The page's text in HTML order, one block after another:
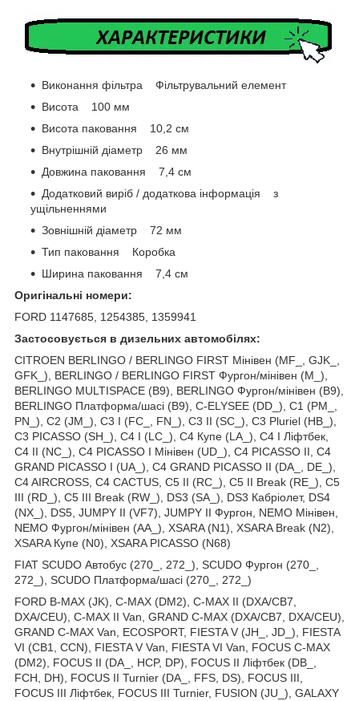
Виконання фільтра Фільтрувальний елемент
Висота 100 мм
Висота паковання 10,2 см
Внутрішній діаметр 26 мм
Довжина паковання 7,4 см
Додатковий виріб / додаткова інформація з
ущільненнями
Зовнішній діаметр 72 мм
Тип паковання Коробка
Ширина паковання 7,4 см
Оригінальні номери:
FORD 1147685, 1254385, 1359941
Застосовується в дизельних автомобілях:
CITROEN BERLINGO / BERLINGO FIRST Мінівен (MF_, GJK_,
GFK_), BERLINGO / BERLINGO FIRST Фургон/мінівен (M_),
BERLINGO MULTISPACE (B9), BERLINGO Фургон/мінівен (B9),
BERLINGO Платформа/шасі (B9), C-ELYSEE (DD_), C1 (PM_,
PN_), C2 (JM_), C3 I (FC_, FN_), C3 II (SC_), C3 Pluriel (HB_),
C3 PICASSO (SH_), C4 I (LC_), C4 Купе (LA_), C4 I Ліфтбек,
C4 II (NC_), C4 PICASSO I Мінівен (UD_), C4 PICASSO II, C4
GRAND PICASSO I (UA_), C4 GRAND PICASSO II (DA_, DE_),
C4 AIRCROSS, C4 CACTUS, C5 II (RC_), C5 II Break (RE_), C5
III (RD_), C5 III Break (RW_), DS3 (SA_), DS3 Кабріолет, DS4
(NX_), DS5, JUMPY II (VF7), JUMPY II Фургон, NEMO Мінівен,
NEMO Фургон/мінівен (AA_), XSARA (N1), XSARA Break (N2),
XSARA Купе (N0), XSARA PICASSO (N68)
FIAT SCUDO Автобус (270_, 272_), SCUDO Фургон (270_,
272_), SCUDO Платформа/шасі (270_, 272_)
FORD B-MAX (JK), C-MAX (DM2), C-MAX II (DXA/CB7,
DXA/CEU), C-MAX II Van, GRAND C-MAX (DXA/CB7, DXA/CEU),
GRAND C-MAX Van, ECOSPORT, FIESTA V (JH_, JD_), FIESTA
VI (CB1, CCN), FIESTA V Van, FIESTA VI Van, FOCUS C-MAX
(DM2), FOCUS II (DA_, HCP, DP), FOCUS II Ліфтбек (DB_,
FCH, DH), FOCUS II Turnier (DA_, FFS, DS), FOCUS III,
FOCUS III Ліфтбек, FOCUS III Turnier, FUSION (JU_), GALAXY